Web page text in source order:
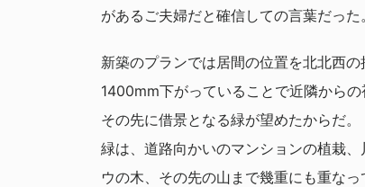
があるご夫婦だと確信しての言葉だった。
新築のプランでは居間の位置を北北西
1400mm下がっていることで近隣からの
その先に借景となる緑が望めたからだ。
緑は、道路向かいのマンションの植栽
ウの木、その先の山まで幾重にも重な